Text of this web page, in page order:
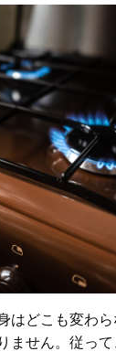
はどこも変わ
ません。従っ